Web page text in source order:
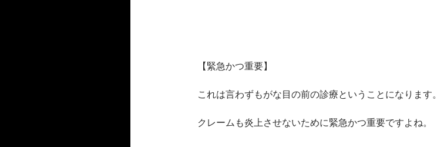
【緊急かつ重要】
これは言わずもがな目の前の診療ということになります。
クレームも炎上させないために緊急かつ重要ですよね。